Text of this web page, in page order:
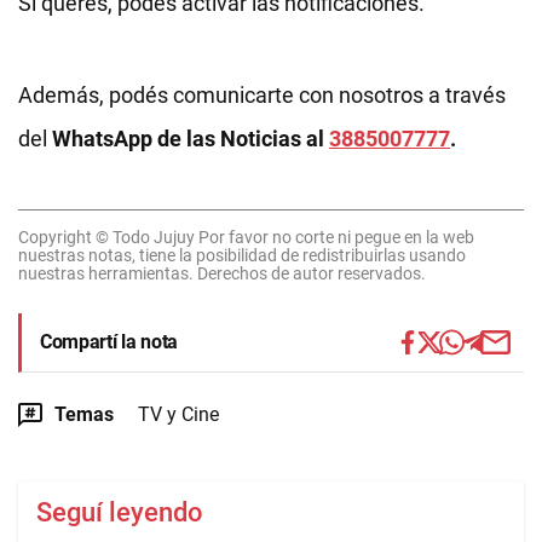
Además, podés comunicarte con nosotros a través
del WhatsApp de las Noticias al 3885007777.
Copyright © Todo Jujuy Por favor no corte ni pegue en la web
nuestras notas, tiene la posibilidad de redistribuirlas usando
nuestras herramientas. Derechos de autor reservados.
Compartí la nota
Temas TV y Cine
Seguí leyendo